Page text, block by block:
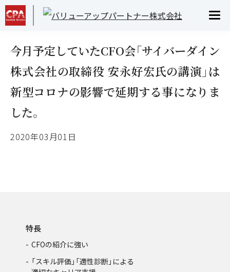
INFORMATION お知らせ
今月予定していたCFO会「サイバーダイン
株式会社の取締役 安永好宏氏の講演」は
新型コロナの影響で延期する事になりま
した。
2020年03月01日
特長
CFOの紹介に強い
「スキル評価」「適性診断」による